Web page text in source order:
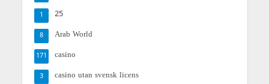
25
1
Arab World
8
casino
171
casino utan svensk licens
3